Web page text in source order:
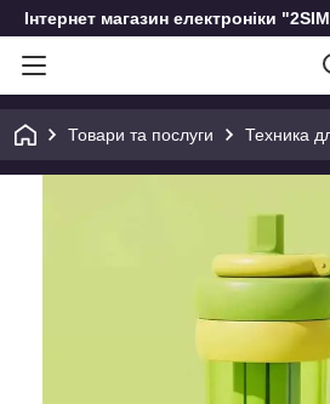
Інтернет магазин електроніки
Товари та послуги Техника